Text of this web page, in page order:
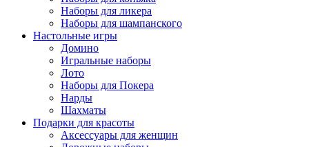
Наборы для ликера
Наборы для шампанского
Настольные игры
Домино
Игральные наборы
Лото
Наборы для Покера
Нарды
Шахматы
Подарки для красоты
Аксессуары для женщин